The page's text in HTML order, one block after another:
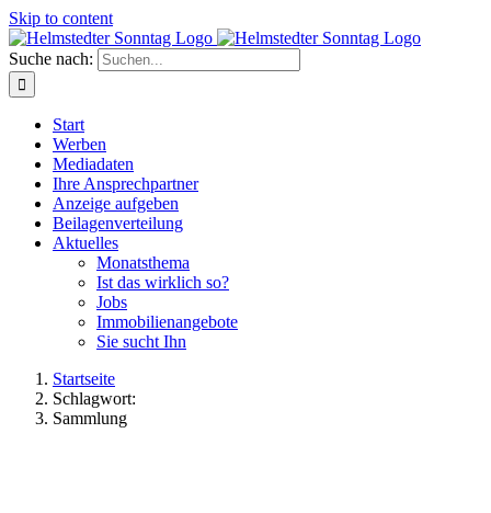
Skip to content
Suche nach:
Start
Werben
Mediadaten
Ihre Ansprechpartner
Anzeige aufgeben
Beilagenverteilung
Aktuelles
Monatsthema
Ist das wirklich so?
Jobs
Immobilienangebote
Sie sucht Ihn
Startseite
Schlagwort:
Sammlung